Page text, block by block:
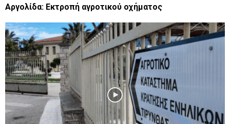
Αργολίδα: Εκτροπή αγροτικού οχήματος